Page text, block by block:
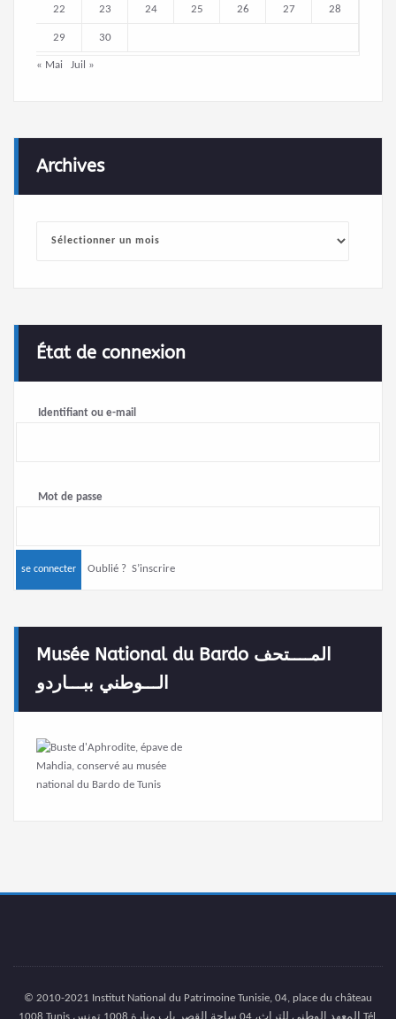
22 23 24 25 26 27 28
29 30
« Mai Juil »
Archives
État de connexion
Identifiant ou e-mail
Mot de passe
Oublié ? S’inscrire
Musée National du Bardo المــــتحف
الـــوطني ببـــاردو
© 2010-2021 Institut National du Patrimoine Tunisie, 04, place du château
1008 Tunis المعهد الوطني للتراث، 04 ساحة القصر باب منارة 1008 تونس Tél.